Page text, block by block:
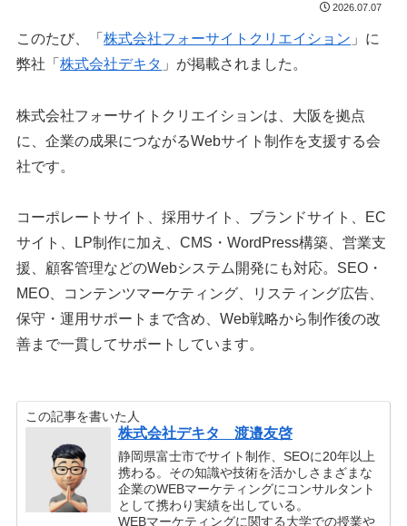
2026.07.07
このたび、「株式会社フォーサイトクリエイション 」に
弊社「株式会社デキタ 」が掲載されました。
株式会社フォーサイトクリエイションは、大阪を拠点
に、企業の成果につながるWebサイト制作を支援する会
社です。
コーポレートサイト、採用サイト、ブランドサイト、EC
サイト、LP制作に加え、CMS・WordPress構築、営業支
援、顧客管理などのWebシステム開発にも対応。SEO・
MEO、コンテンツマーケティング、リスティング広告、
保守・運用サポートまで含め、Web戦略から制作後の改
善まで一貫してサポートしています。
この記事を書いた人
株式会社デキタ 渡邉友啓
静岡県富士市でサイト制作、SEOに20年以上
携わる。その知識や技術を活かしさまざまな
企業のWEBマーケティングにコンサルタント
として携わり実績を出している。
WEBマーケティングに関する大学での授業や